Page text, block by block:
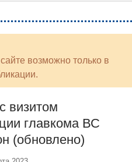
возможно только в
визитом
главкома ВС
(обновлено)